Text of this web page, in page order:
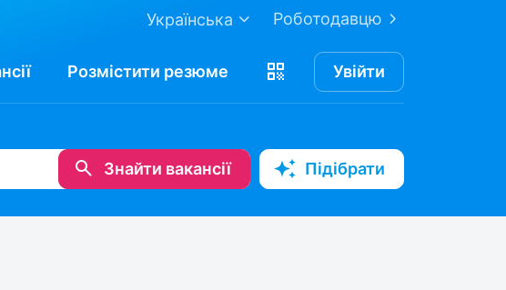
Роботодавцю
Українська
Розмістити резюме Увійти
Знайти вакансії Підібрати